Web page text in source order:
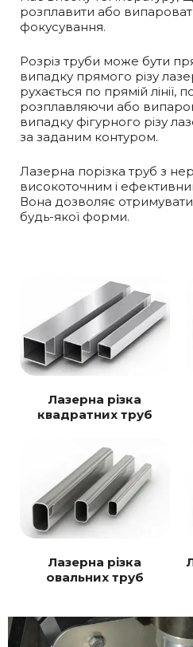
розплавити або
фокусування.
Розріз труби може бути
випадку прямого різу
рухається по прямій лінії,
розплавляючи або
випадку фігурного різу
за заданим контуром.
Лазерна порізка труб з
високоточним і
Вона дозволяє отримувати
будь-якої форми.
Лазерна різка
квадратних труб
Лазерна різка
овальних труб